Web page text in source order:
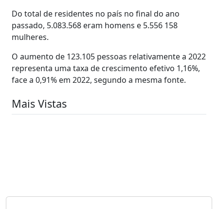
Do total de residentes no país no final do ano
passado, 5.083.568 eram homens e 5.556 158
mulheres.
O aumento de 123.105 pessoas relativamente a 2022
representa uma taxa de crescimento efetivo 1,16%,
face a 0,91% em 2022, segundo a mesma fonte.
Mais Vistas